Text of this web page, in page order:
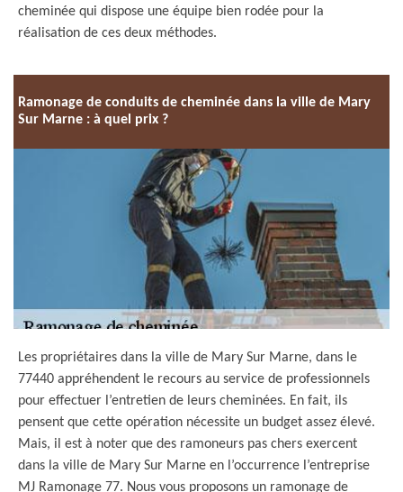
cheminée qui dispose une équipe bien rodée pour la
réalisation de ces deux méthodes.
Ramonage de conduits de cheminée dans la ville de Mary
Sur Marne : à quel prix ?
Les propriétaires dans la ville de Mary Sur Marne, dans le
77440 appréhendent le recours au service de professionnels
pour effectuer l’entretien de leurs cheminées. En fait, ils
pensent que cette opération nécessite un budget assez élevé.
Mais, il est à noter que des ramoneurs pas chers exercent
dans la ville de Mary Sur Marne en l’occurrence l’entreprise
MJ Ramonage 77. Nous vous proposons un ramonage de